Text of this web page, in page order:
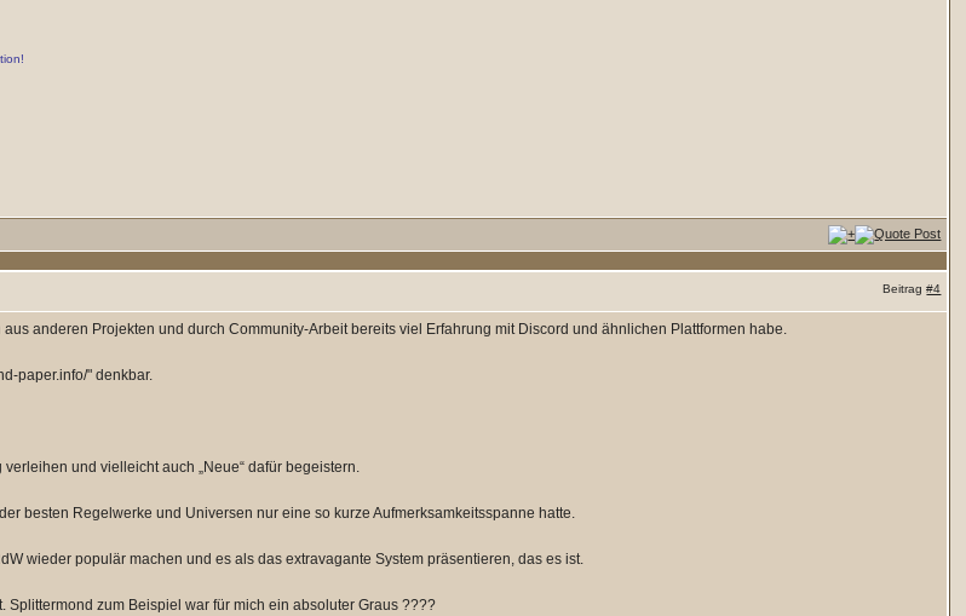
Beitrag#4
anderen Projekten und durch Community-Arbeit bereits viel Erfahrung mit Discord und ähnlichen Plattformen habe.
paper.info/" denkbar.
und vielleicht auch „Neue“ dafür begeistern.
besten Regelwerke und Universen nur eine so kurze Aufmerksamkeitsspanne hatte.
wieder populär machen und es als das extravagante System präsentieren, das es ist.
Splittermond zum Beispiel war für mich ein absoluter Graus ????